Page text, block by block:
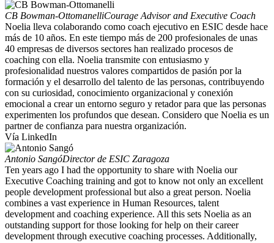
CB Bowman-OttomanelliCourage Advisor and Executive Coach
Noelia lleva colaborando como coach ejecutivo en ESIC desde hace
más de 10 años. En este tiempo más de 200 profesionales de unas
40 empresas de diversos sectores han realizado procesos de
coaching con ella. Noelia transmite con entusiasmo y
profesionalidad nuestros valores compartidos de pasión por la
formación y el desarrollo del talento de las personas, contribuyendo
con su curiosidad, conocimiento organizacional y conexión
emocional a crear un entorno seguro y retador para que las personas
experimenten los profundos que desean. Considero que Noelia es un
partner de confianza para nuestra organización.
Vía LinkedIn
Antonio SangóDirector de ESIC Zaragoza
Ten years ago I had the opportunity to share with Noelia our
Executive Coaching training and got to know not only an excellent
people development professional but also a great person. Noelia
combines a vast experience in Human Resources, talent
development and coaching experience. All this sets Noelia as an
outstanding support for those looking for help on their career
development through executive coaching processes. Additionally,